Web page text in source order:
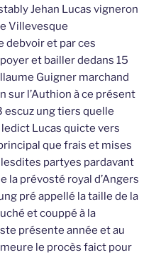
Jehan Lucas vigneron
Villevesque
debvoir et par ces
et bailler dedans 15
Guigner marchand
sur l’Authion à ce présent
escuz ung tiers quelle
Lucas quicte vers
que frais et mises
partyes pardavant
la prévosté royal d’Angers
pré appellé la taille de la
et couppé à la
présente année et au
le procès faict pour